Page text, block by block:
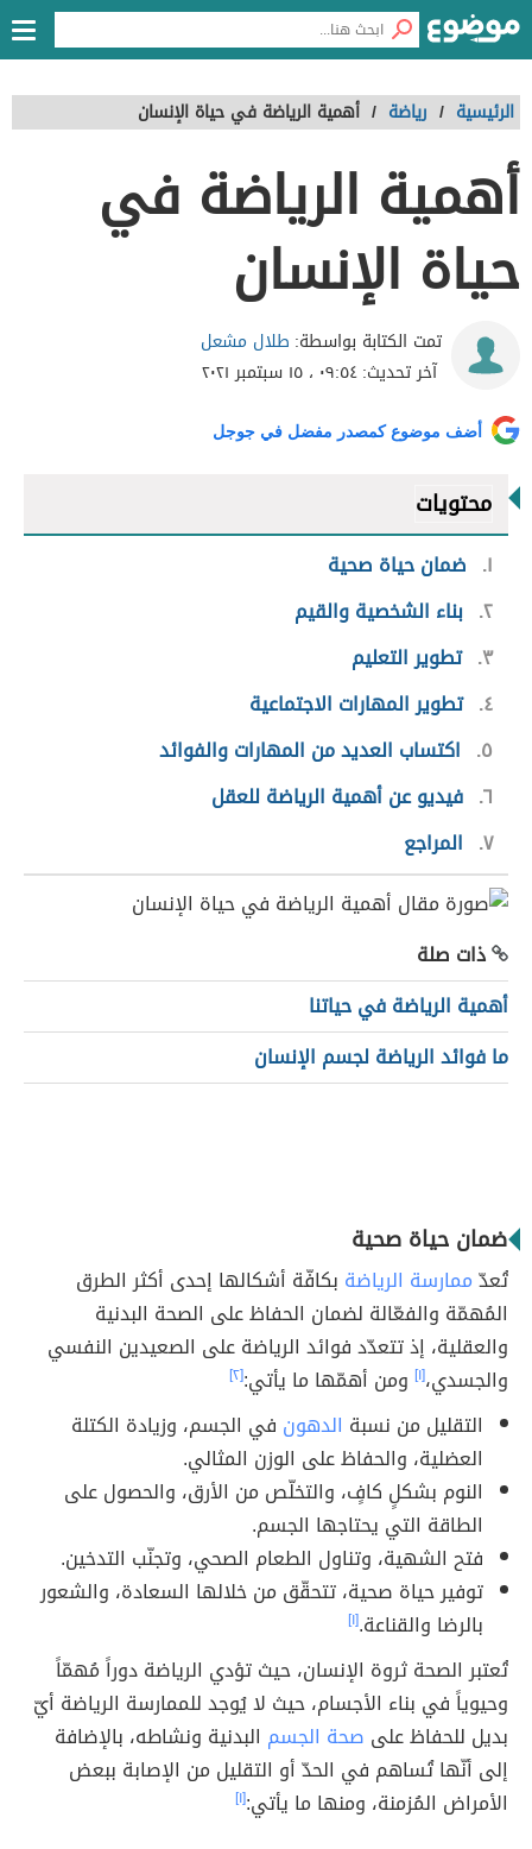
الرئيسية / رياضة / أهمية الرياضة في حياة الإنسان
أهمية الرياضة في
حياة الإنسان
تمت الكتابة بواسطة: طلال مشعل
آخر تحديث:٠٩:٥٤ ، ١٥ سبتمبر ٢٠٢١
أضف موضوع كمصدر مفضل في جوجل
محتويات
١
ضمان حياة صحية
٢ بناء الشخصية والقيم
٣ تطوير التعليم
٤ تطوير المهارات الاجتماعية
٥
اكتساب العديد من المهارات والفوائد
٦ فيديو عن أهمية الرياضة للعقل
٧ المراجع
ذات صلة
أهمية الرياضة في حياتنا
ما فوائد الرياضة لجسم الإنسان
ضمان حياة صحية
تُعدّممارسة الرياضة بكافّة أشكالها إحدى أكثر الطرق
المُهمّة والفعّالة لضمان الحفاظ على الصحة البدنية
والعقلية، إذ تتعدّد فوائد الرياضة على الصعيدين النفسي
والجسدي،[١] ومن أهمّها ما يأتي:[٢]
التقليل من نسبة الدهون في الجسم، وزيادة الكتلة
العضلية، والحفاظ على الوزن المثالي.
النوم بشكلٍ كافٍ، والتخلّص من الأرق، والحصول على
الطاقة التي يحتاجها الجسم.
فتح الشهية، وتناول الطعام الصحي، وتجنّب التدخين.
توفير حياة صحية، تتحقّق من خلالها السعادة، والشعور
بالرضا والقناعة.[١]
تُعتبر الصحة ثروة الإنسان، حيث تؤدي الرياضة دوراً مُهمّاً
وحيوياً في بناء الأجسام، حيث لا يُوجد للممارسة الرياضة أيّ
بديل للحفاظ على صحة الجسم البدنية ونشاطه، بالإضافة
إلى أنّها تُساهم في الحدّ أو التقليل من الإصابة ببعض
الأمراض المُزمنة، ومنها ما يأتي:[١]